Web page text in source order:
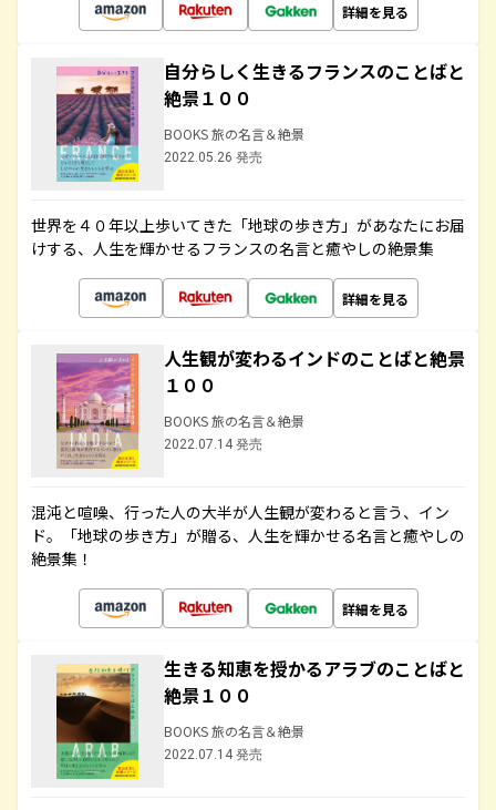
詳細を見る
自分らしく生きるフランスのことばと
絶景１００
BOOKS 旅の名言＆絶景
2022.05.26 発売
世界を４０年以上歩いてきた「地球の歩き方」があなたにお届
けする、人生を輝かせるフランスの名言と癒やしの絶景集
詳細を見る
人生観が変わるインドのことばと絶景
１００
BOOKS 旅の名言＆絶景
2022.07.14 発売
混沌と喧噪、行った人の大半が人生観が変わると言う、イン
ド。「地球の歩き方」が贈る、人生を輝かせる名言と癒やしの
絶景集！
詳細を見る
生きる知恵を授かるアラブのことばと
絶景１００
BOOKS 旅の名言＆絶景
2022.07.14 発売